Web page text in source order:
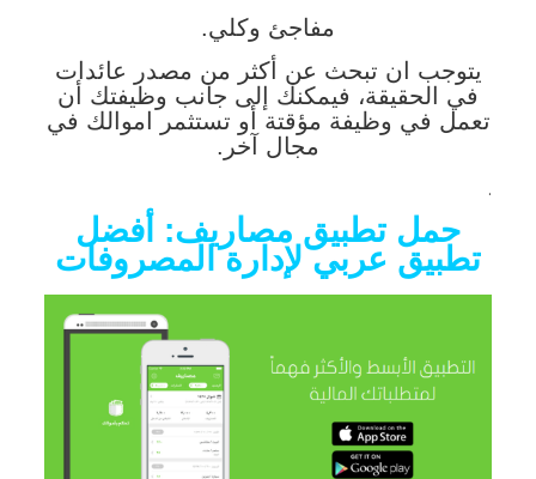
مفاجئ وكلي.
يتوجب ان تبحث عن أكثر من مصدر عائدات
في الحقيقة، فيمكنك إلى جانب وظيفتك أن
تعمل في وظيفة مؤقتة أو تستثمر اموالك في
مجال آخر.
.
حمل تطبيق مصاريف: أفضل
تطبيق عربي لإدارة المصروفات